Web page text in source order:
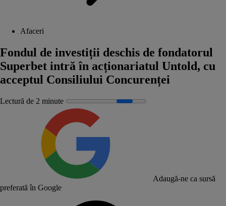
Afaceri
Fondul de investiții deschis de fondatorul
Superbet intră în acționariatul Untold, cu
acceptul Consiliului Concurenței
Lectură de 2 minute
Adaugă-ne ca sursă
preferată în Google